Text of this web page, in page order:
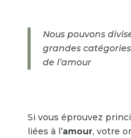
Nous pouvons
grandes
de l’amour
Si vous éprouvez
liées à l’amour, votre